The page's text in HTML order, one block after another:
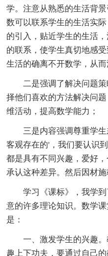
学。注意从熟悉的生活背
数可以联系学生的生活实
的引入，贴近学生的生活
的联系，使学生真切地感
生活的确离不开数学，从
二是强调了解决问题策
择他们喜欢的方法解决问
维活动，提高数学能力；
三是内容强调尊重学生
客观存在的'，我们要认识
都是具有不同兴趣，爱好
承认这种差异。然后因材施
学习《课标》，我学到
意的许多理论知识。数学
是：
一、激发学生的兴趣。
趣上下功夫，要通过自己